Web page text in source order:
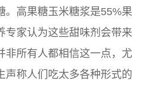
。高果糖玉米糖浆是55%果
专家认为这些甜味剂会带来
非所有人都相信这一点，尤
声称人们吃太多各种形式的